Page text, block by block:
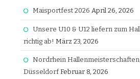
Maisportfest 2026 April 26, 2026
Unsere U10 & U12 liefern zum
richtig ab! März 23, 2026
Nordrhein Hallenmeisterschaften
Düsseldorf Februar 8, 2026